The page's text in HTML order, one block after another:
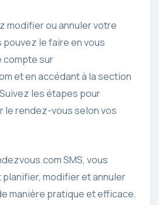
modifier ou annuler votre
le faire en vous
compte sur
et en accédant à la section
les étapes pour
le rendez-vous selon vos
SMS, vous
modifier et annuler
manière pratique et efficace.